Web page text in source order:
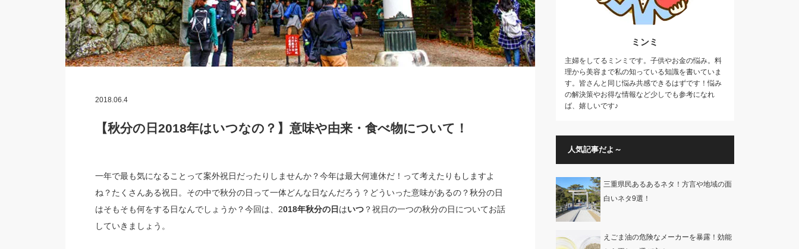
2018.06.4
【秋分の日2018年はいつなの？】意味や由来・食べ物について！
一年で最も気になることって案外祝日だったりしませんか？今年は最大何連休だ！って考えたりもしますよ
ね？たくさんある祝日。その中で秋分の日って一体どんな日なんだろう？どういった意味があるの？秋分の日
はそもそも何をする日なんでしょうか？今回は、2018年秋分の日 はいつ？祝日の一つの秋分の日についてお話
していきましょう。
ミンミ
主婦をしてるミンミです。子供やお金の悩み。料
理から美容まで私の知っている知識を書いていま
す。皆さんと同じ悩み共感できるはずです！悩み
の解決策やお得な情報など少しでも参考になれ
ば、嬉しいです♪
人気記事だよ～
三重県民あるあるネタ！方言や地域の面
白いネタ9選！
えごま油の危険なメーカーを暴露！効能